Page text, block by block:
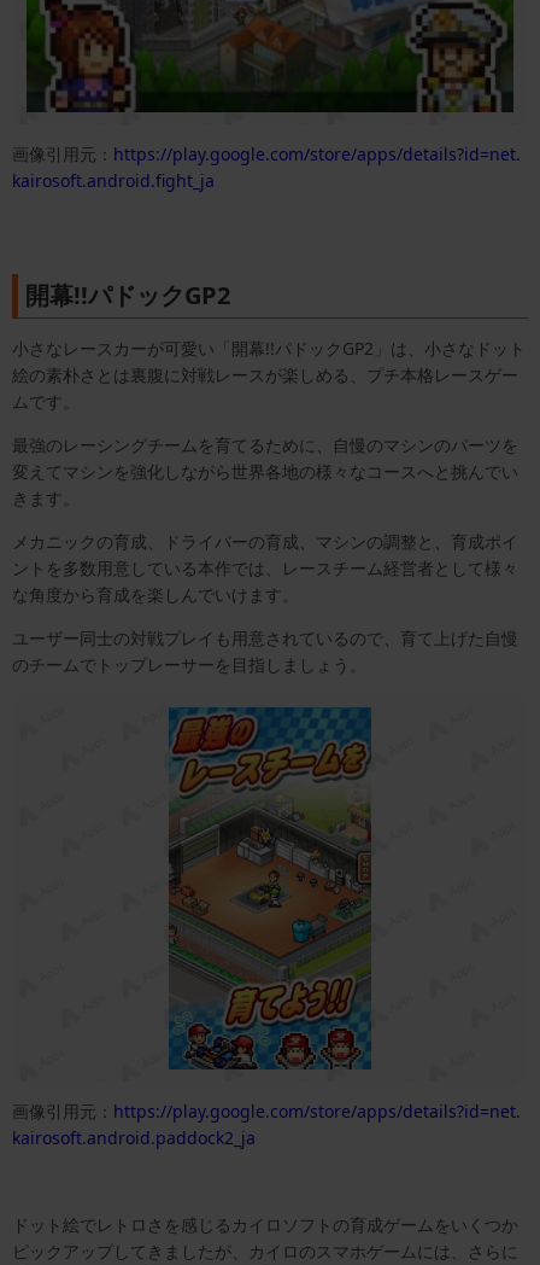
画像引用元： https://play.google.com/store/apps/details?id=net.
kairosoft.android.fight_ja
開幕!!パドックGP2
小さなレースカーが可愛い「開幕!!パドックGP2」は、小さなドット
絵の素朴さとは裏腹に対戦レースが楽しめる、プチ本格レースゲー
ムです。
最強のレーシングチームを育てるために、自慢のマシンのパーツを
変えてマシンを強化しながら世界各地の様々なコースへと挑んでい
きます。
メカニックの育成、ドライバーの育成、マシンの調整と、育成ポイ
ントを多数用意している本作では、レースチーム経営者として様々
な角度から育成を楽しんでいけます。
ユーザー同士の対戦プレイも用意されているので、育て上げた自慢
のチームでトップレーサーを目指しましょう。
画像引用元： https://play.google.com/store/apps/details?id=net.
kairosoft.android.paddock2_ja
ドット絵でレトロさを感じるカイロソフトの育成ゲームをいくつか
ピックアップしてきましたが、カイロのスマホゲームには、さらに